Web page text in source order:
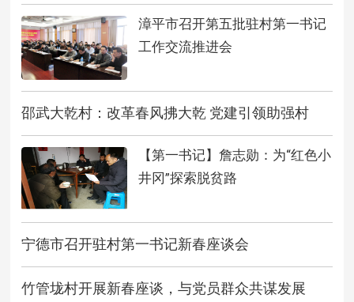
漳平市召开第五批驻村第一书记
工作交流推进会
邵武大乾村：改革春风拂大乾 党建引领助强村
【第一书记】詹志勋：为“红色小
井冈”探索脱贫路
宁德市召开驻村第一书记新春座谈会
竹管垅村开展新春座谈，与党员群众共谋发展